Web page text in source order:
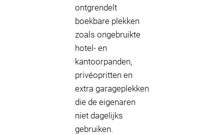
ontgrendelt
boekbare plekken
zoals ongebruikte
hotel- en
kantoorpanden,
privéopritten en
extra garageplekken
die de eigenaren
niet dagelijks
gebruiken.